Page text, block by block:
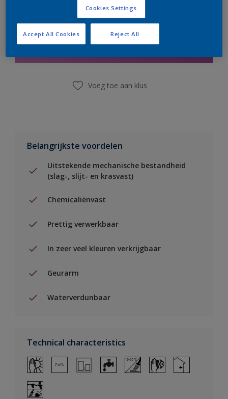
Boodschappenlijst
Voeg toe aan klus
Belangrijkste voordelen
Uitstekende mechanische bestandheid
(slag-, slijt- en krasvast)
Chemicaliënvast
Prettig verwerkbaar
In zeer veel kleuren verkrijgbaar
Geurarm
Waterverdunbaar
Technical characteristics
Cookies Settings
Reject All
Accept All Cookies